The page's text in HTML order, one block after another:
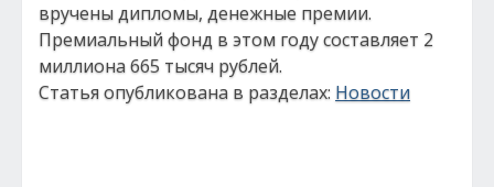
вручены дипломы, денежные премии.
Премиальный фонд в этом году составляет 2
миллиона 665 тысяч рублей.
Статья опубликована в разделах: Новости